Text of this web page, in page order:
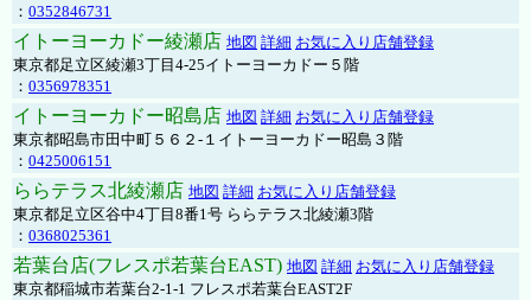
： 0352846731
イトーヨーカドー綾瀬店 地図 詳細 お気に入り店舗登録
東京都足立区綾瀬3丁目4-25イトーヨーカドー５階
： 0356978351
イトーヨーカドー昭島店 地図 詳細 お気に入り店舗登録
東京都昭島市田中町５６２-１イトーヨーカドー昭島３階
： 0425006151
ららテラス北綾瀬店 地図 詳細 お気に入り店舗登録
東京都足立区谷中4丁目8番1号 ららテラス北綾瀬3階
： 0368025361
若葉台店(フレスポ若葉台EAST) 地図 詳細 お気に入り店舗登録
東京都稲城市若葉台2-1-1 フレスポ若葉台EAST2F